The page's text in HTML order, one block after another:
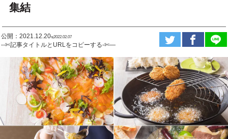
集結
公開：2021.12.20ಇ2022.02.07
--✄記事タイトルとURLをコピーする-✄—